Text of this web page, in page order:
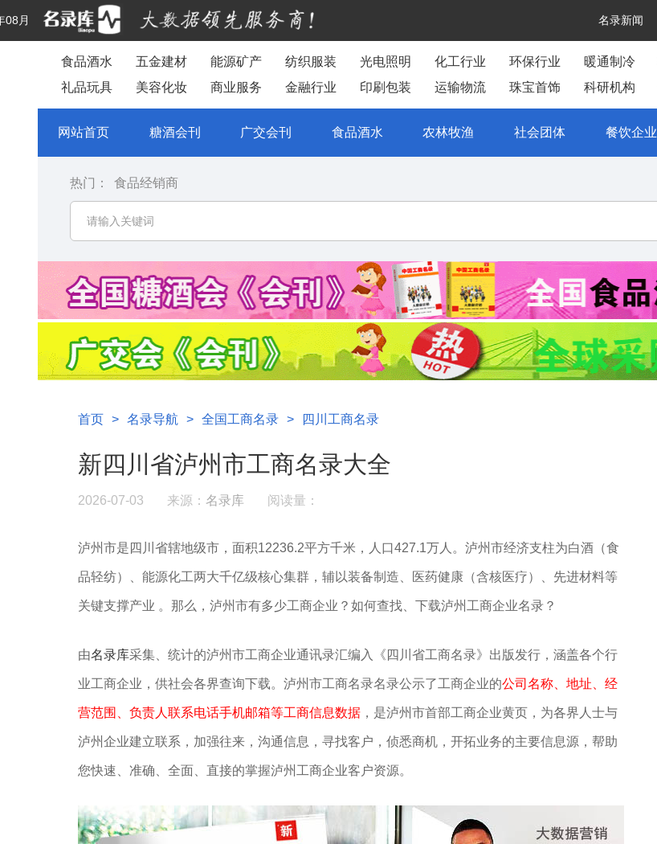
名录新闻
08月
食品酒水 五金建材 能源矿产 纺织服装 光电照明 化工行业 环保行业 暖通制冷
礼品玩具
美容化妆 商业服务 金融行业 印刷包装 运输物流 珠宝首饰 科研机构
网站首页 糖酒会刊 广交会刊 食品酒水 农林牧渔 社会团体 餐饮企业
热门： 食品经销商
首页 > 名录导航 > 全国工商名录 > 四川工商名录
新四川省泸州市工商名录大全
2026-07-03 来源： 名录库 阅读量：
泸州市是四川省辖地级市，面积12236.2平方千米，人口427.1万人。泸州市经济支柱为‌白酒（食
品轻纺）‌、‌能源化工‌两大千亿级核心集群，辅以‌装备制造‌、‌医药健康‌（含核医疗）、‌先进材料‌等
关键支撑产业 。‌‌ 那么， 泸州市有多少工商企业？如何查找、下载泸州 工商企业名录？
由名录库采集、统计的泸州市工商企业通讯录汇编入《四川省工商名录》出版发行，涵盖各个行
业工商企业，供社会各界查询下载。泸州市工商名录名录公示了工商企业的公司名称、地址、经
营范围、负责人联系电话手机邮箱等工商信息数据 ，是泸州市首部工商企业黄页，为各界人士与
泸州企业建立联系，加强往来，沟通信息，寻找客户，侦悉商机，开拓业务的主要信息源，帮助
您快速、准确、全面、直接的掌握泸州工商企业客户资源。